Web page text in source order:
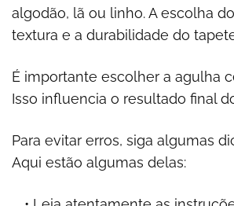
algodão, lã ou linho. A escolha
textura e a durabilidade do
É importante escolher a agulha
Isso influencia o resultado final
Para evitar erros, siga algumas
Aqui estão algumas delas: